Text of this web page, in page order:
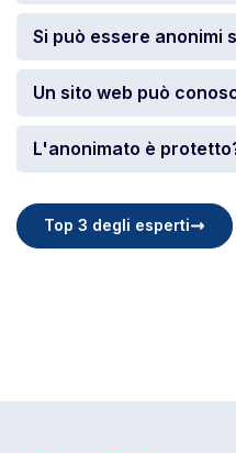
Si può essere anonimi
Un sito web può
L'anonimato è
Top 3 degli esperti